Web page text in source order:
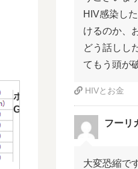
ポケモン
GO最強モ
HIV感染し
けるのか、
どう話しし
てもう頭が
HIVとお金
フーリ
大変恐縮で